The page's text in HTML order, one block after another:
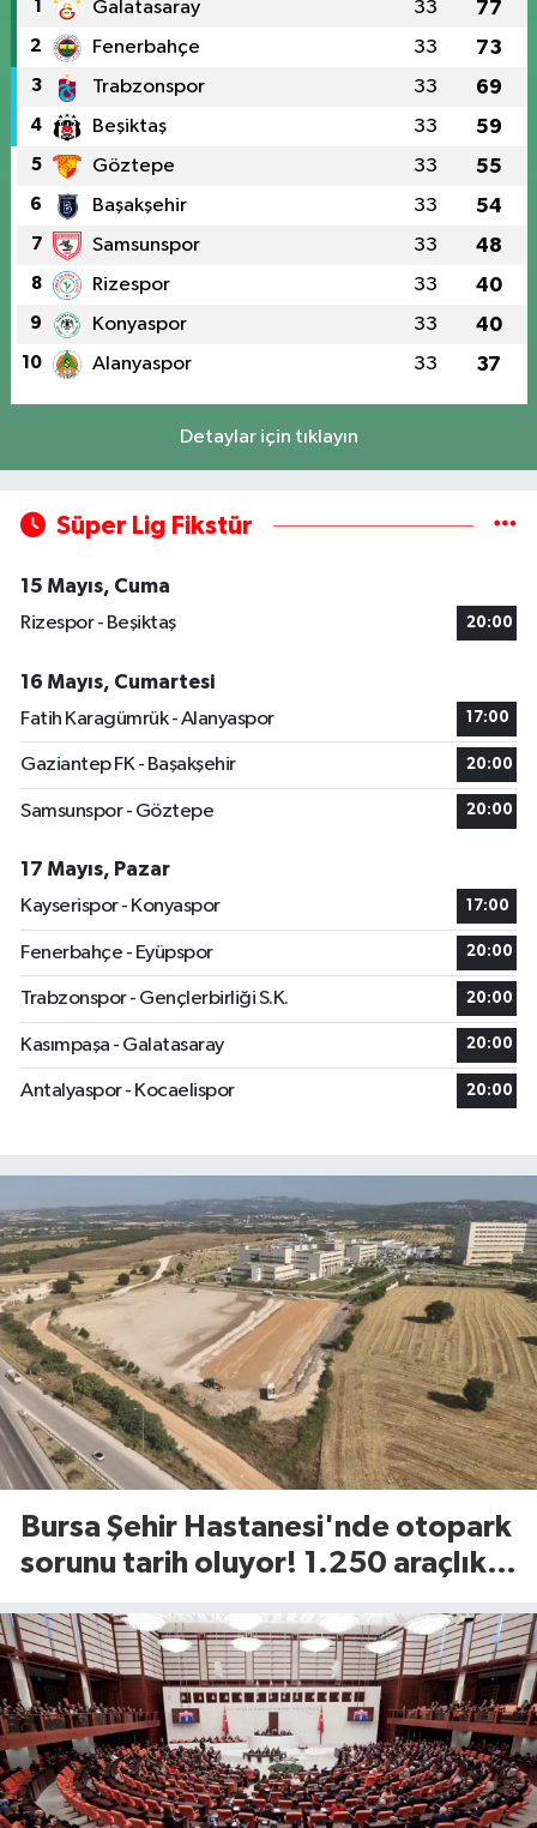
1 Galatasaray 33 77
2 Fenerbahçe 33 73
3 Trabzonspor 33 69
4 Beşiktaş 33 59
5 Göztepe 33 55
6 Başakşehir 33 54
7 Samsunspor 33 48
8 Rizespor 33 40
9 Konyaspor 33 40
10 Alanyaspor 33 37
Detaylar için tıklayın
Süper Lig Fikstür
15 Mayıs, Cuma
Rizespor - Beşiktaş
20:00
16 Mayıs, Cumartesi
Fatih Karagümrük - Alanyaspor
17:00
Gaziantep FK - Başakşehir 20:00
Samsunspor - Göztepe 20:00
17 Mayıs, Pazar
Kayserispor - Konyaspor
17:00
Fenerbahçe - Eyüpspor 20:00
Trabzonspor - Gençlerbirliği S.K. 20:00
Kasımpaşa - Galatasaray 20:00
Antalyaspor - Kocaelispor 20:00
Bursa Şehir Hastanesi'nde otopark
sorunu tarih oluyor! 1.250 araçlık